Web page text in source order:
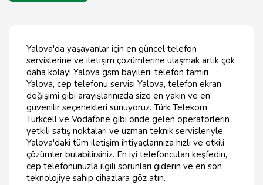
Yalova'da yaşayanlar için en güncel telefon
servislerine ve iletişim çözümlerine ulaşmak artık çok
daha kolay! Yalova gsm bayileri, telefon tamiri
Yalova, cep telefonu servisi Yalova, telefon ekran
değişimi gibi arayışlarınızda size en yakın ve en
güvenilir seçenekleri sunuyoruz. Türk Telekom,
Turkcell ve Vodafone gibi önde gelen operatörlerin
yetkili satış noktaları ve uzman teknik servisleriyle,
Yalova'daki tüm iletişim ihtiyaçlarınıza hızlı ve etkili
çözümler bulabilirsiniz. En iyi telefoncuları keşfedin,
cep telefonunuzla ilgili sorunları giderin ve en son
teknolojiye sahip cihazlara göz atın.